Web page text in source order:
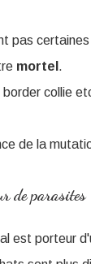
pas
mortel .
collie
de la
de parasites
est porteur